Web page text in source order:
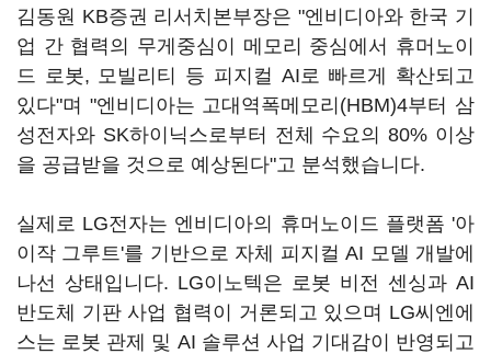
김동원 KB증권 리서치본부장은 "엔비디아와 한국 기
업 간 협력의 무게중심이 메모리 중심에서 휴머노이
드 로봇, 모빌리티 등 피지컬 AI로 빠르게 확산되고
있다"며 "엔비디아는 고대역폭메모리(HBM)4부터 삼
성전자와 SK하이닉스로부터 전체 수요의 80% 이상
을 공급받을 것으로 예상된다"고 분석했습니다.
실제로 LG전자는 엔비디아의 휴머노이드 플랫폼 '아
이작 그루트'를 기반으로 자체 피지컬 AI 모델 개발에
나선 상태입니다. LG이노텍은 로봇 비전 센싱과 AI
반도체 기판 사업 협력이 거론되고 있으며 LG씨엔에
스는 로봇 관제 및 AI 솔루션 사업 기대감이 반영되고